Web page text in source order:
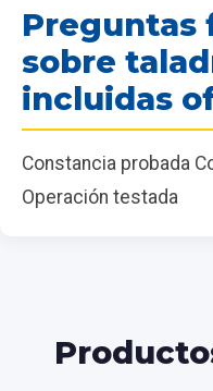
Preguntas
sobre
incluidas
Constancia probada
Operación testada